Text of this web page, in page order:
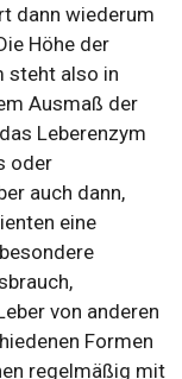
dann wiederum
Höhe der
steht also in
Ausmaß der
Leberenzym
oder
auch dann,
eine
von anderen
Formen
regelmäßig mit